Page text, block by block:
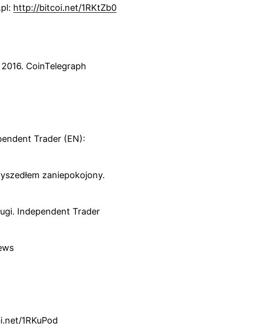
http://bitcoi.net/1RKtZb0
CoinTelegraph
Trader (EN):
zaniepokojony.
Independent Trader
1RKuPod